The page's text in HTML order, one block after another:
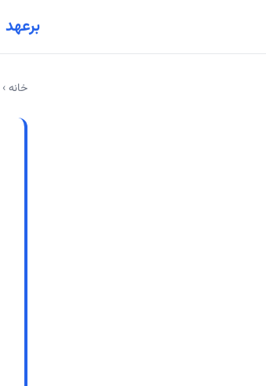
برعهد
خانه›